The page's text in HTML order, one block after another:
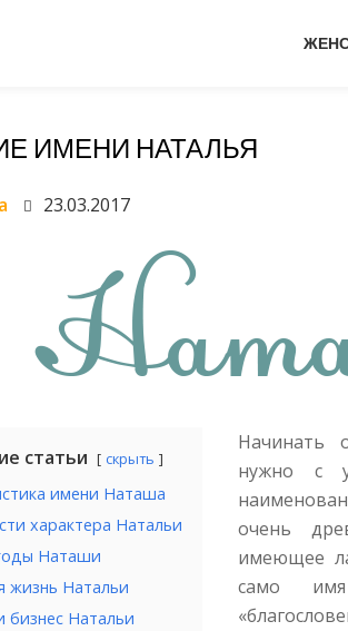
ИМЕНИ НАТАЛЬЯ
23.03.2017
статьи скрыть
имени Наташа
характера Натальи
Наташи
жизнь Натальи
бизнес Натальи
Начинать
нужно с
очень
имеющее
само имя